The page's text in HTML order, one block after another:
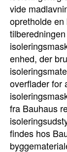
vide
opretholde
enhed, der
overflader for
fra Bauhaus
findes hos